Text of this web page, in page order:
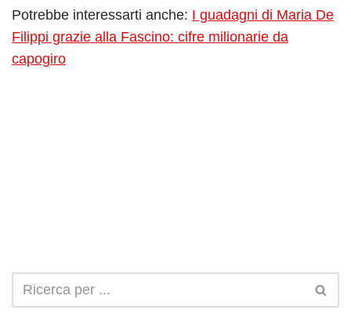
Potrebbe interessarti anche: I guadagni di Maria De
Filippi grazie alla Fascino: cifre milionarie da
capogiro